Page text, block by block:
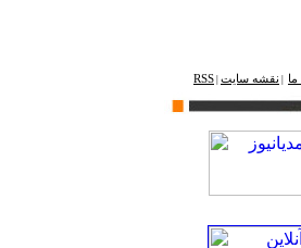
نقشه ‌سایت RSS